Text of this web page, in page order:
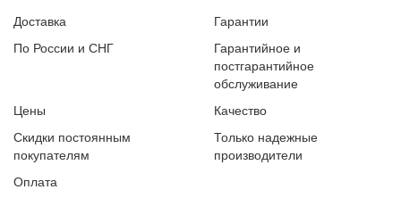
Доставка
По России и СНГ
Гарантии
Гарантийное и
постгарантийное
обслуживание
Цены
Скидки постоянным
покупателям
Качество
Только надежные
производители
Оплата